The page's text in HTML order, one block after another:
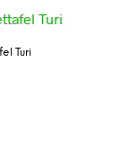
Turi